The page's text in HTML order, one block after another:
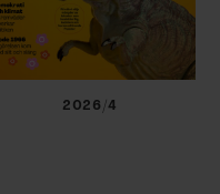
2026/4